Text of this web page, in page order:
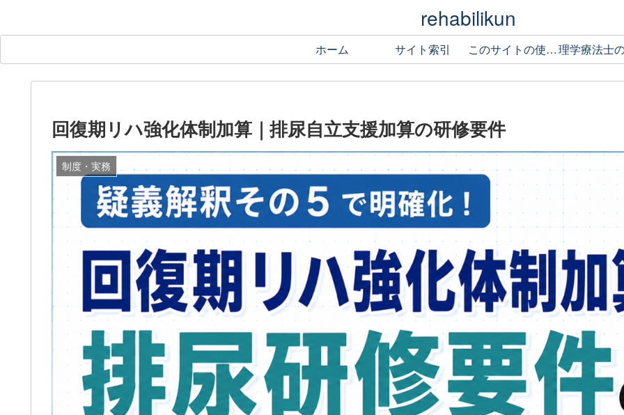
rehabilikun
ホーム サイト索引 このサイトの使い方
回復期リハ強化体制加算｜排尿自立支援加算の研修要件
制度・実務